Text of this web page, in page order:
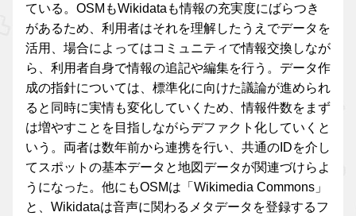
ている。OSMもWikidataも情報の充実度にばらつき
があるため、利用者はそれを理解したうえでデータを
活用、場合によってはコミュニティで情報交換しなが
ら、利用者自身で情報の追記や編集を行う。データ作
成の指針については、標準化に向けた議論が進められ
ると同時に実情も変化していくため、情報件数をまず
は増やすことを目指しながらデファクト化していくと
いう。両者は数年前から連携を行い、共通のIDを介し
てスポットの基本データと地図データが関連づけらよ
うになった。他にもOSMは「Wikimedia Commons」
と、Wikidataは音声に関わるメタデータを登録するフ